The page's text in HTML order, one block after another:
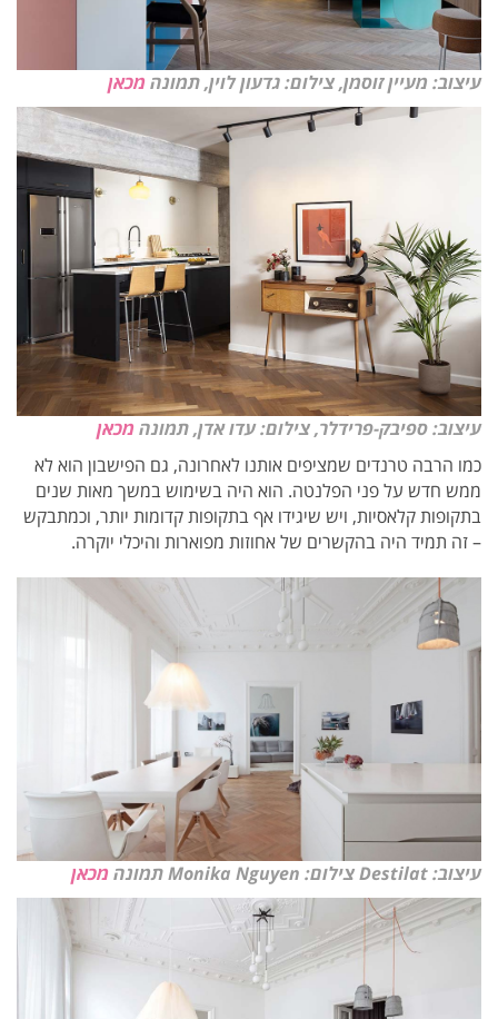
עיצוב: מעיין זוסמן, צילום: גדעון לוין, תמונהמכאן
עיצוב: ספיבק-פרידלר, צילום: עדו אדן, תמונהמכאן
כמו הרבה טרנדים שמציפים אותנו לאחרונה, גם הפישבון הוא לא
ממש חדש על פני הפלנטה. הוא היה בשימוש במשך מאות שנים
בתקופות קלאסיות, ויש שיגידו אף בתקופות קדומות יותר, וכמתבקש
– זה תמיד היה בהקשרים של אחוזות מפוארות והיכלי יוקרה.
עיצוב: Destilat צילום: Monika Nguyen תמונה מכאן